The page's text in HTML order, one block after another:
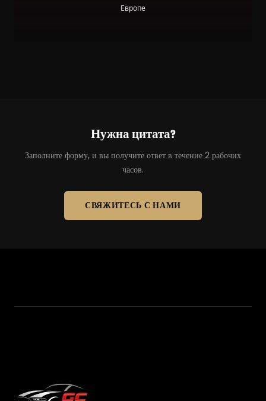
Европе
Нужна цитата?
Заполните форму, и вы получите ответ в течение 2 рабочих
часов.
СВЯЖИТЕСЬ С НАМИ